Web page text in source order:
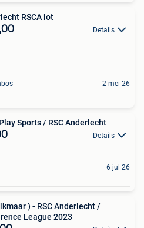
RSCA lot
Details
2 mei 26
Sports / RSC Anderlecht
Details
6 jul 26
) - RSC Anderlecht /
League 2023